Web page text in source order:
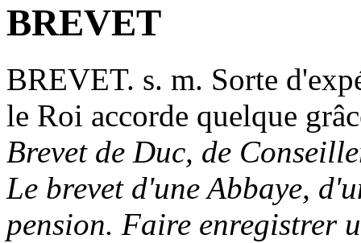
BREVET
BREVET. s. m. Sorte
le Roi accorde quelque
Brevet de Duc, de
Le brevet d'une Abbaye,
pension. Faire enregistrer